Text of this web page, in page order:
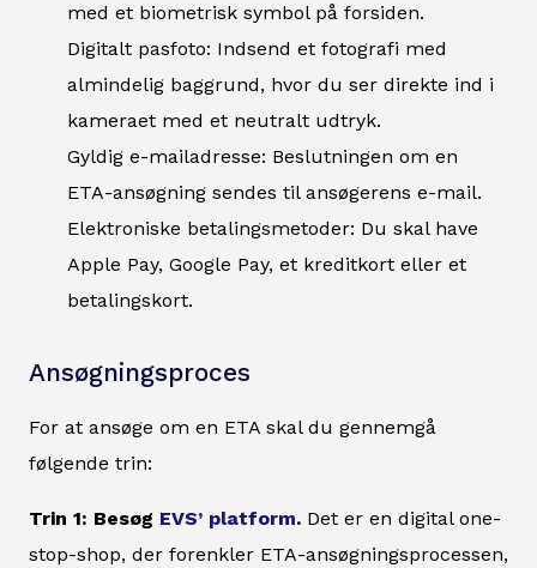
med et biometrisk symbol på forsiden.
Digitalt pasfoto: Indsend et fotografi med
almindelig baggrund, hvor du ser direkte ind i
kameraet med et neutralt udtryk.
Gyldig e-mailadresse: Beslutningen om en
ETA-ansøgning sendes til ansøgerens e-mail.
Elektroniske betalingsmetoder: Du skal have
Apple Pay, Google Pay, et kreditkort eller et
betalingskort.
Ansøgningsproces
For at ansøge om en ETA skal du gennemgå
følgende trin:
Trin 1: Besøg EVS’ platform. Det er en digital one-
stop-shop, der forenkler ETA-ansøgningsprocessen,